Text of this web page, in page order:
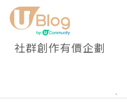
社群創作有價企劃